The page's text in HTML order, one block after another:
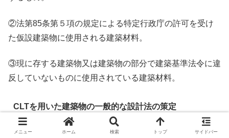
②法第85条第５項の規定による特定行政庁の許可を受け
た仮設建築物に使用される建築材料。
③現に存する建築物又は建築物の部分で建築基準法令に違
反していないものに使用されている建築材料。
CLTを用いた建築物の一般的な設計法の策定
CLTとは，直交集成板（Cross Laminated Timber）のこと
メニュー ホーム 検索 トップ サイドバー